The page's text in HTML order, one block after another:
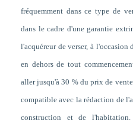
fréquemment dans ce type de
dans le cadre d'une garantie
l'acquéreur de verser, à
en dehors de tout
aller jusqu'à 30 % du prix de
compatible avec la rédaction de
construction et de